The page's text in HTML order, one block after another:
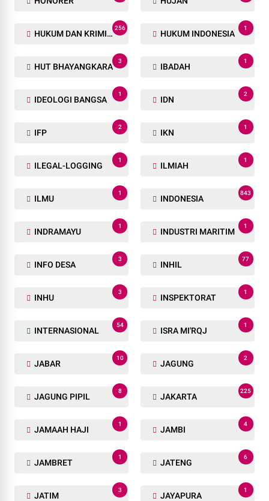
HUKUM DAN KRIMINAL
256
HUKUM INDONESIA
1
HUT BHAYANGKARA
3
IBADAH
1
IDEOLOGI BANGSA
1
IDN
2
IFP
2
IKN
1
ILEGAL-LOGGING
1
ILMIAH
1
ILMU
1
INDONESIA
843
INDRAMAYU
1
INDUSTRI MARITIM
1
INFO DESA
3
INHIL
77
INHU
3
INSPEKTORAT
1
INTERNASIONAL
54
ISRA MI'RQJ
1
JABAR
10
JAGUNG
2
JAGUNG PIPIL
8
JAKARTA
225
JAMAAH HAJI
1
JAMBI
4
JAMBRET
1
JATENG
6
JATIM
3
JAYAPURA
1